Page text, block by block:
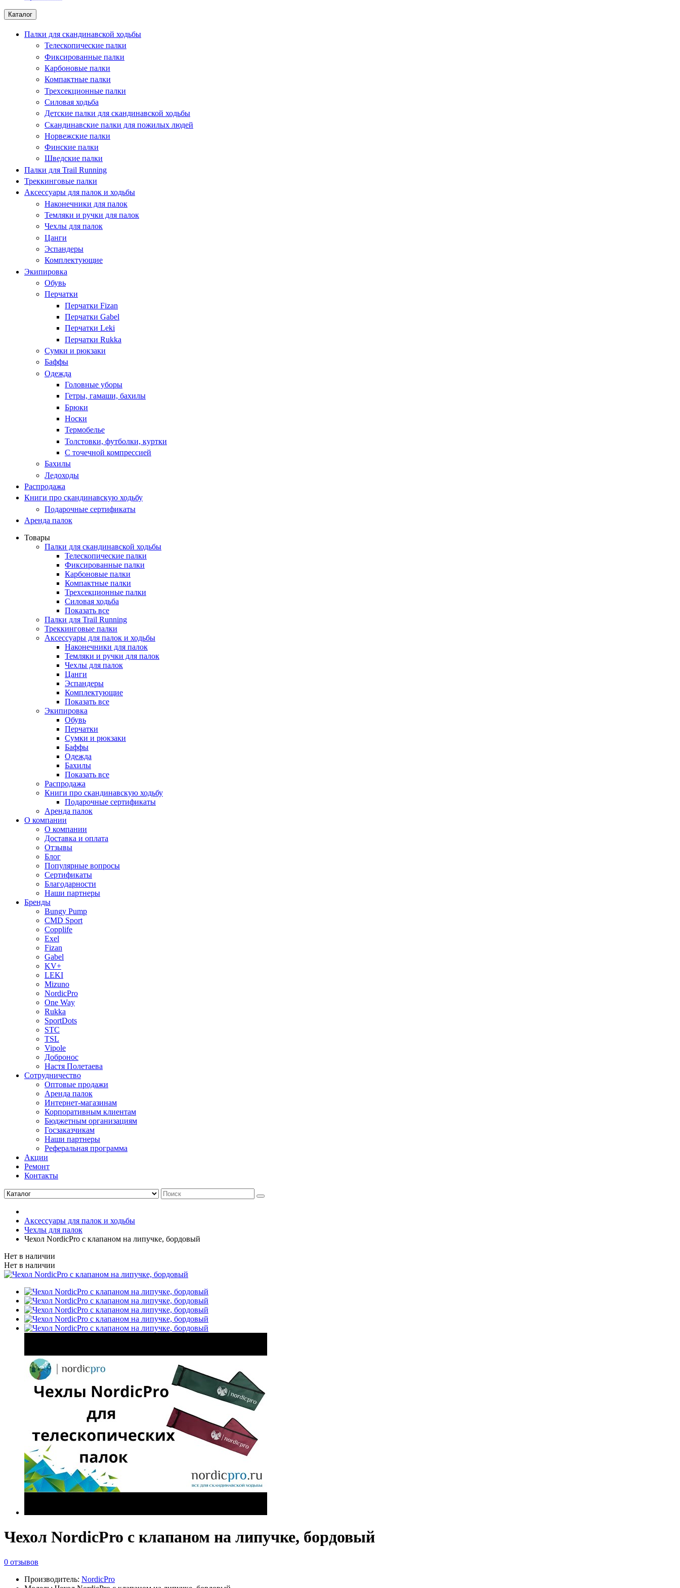
Каталог
Палки для скандинавской ходьбы
Телескопические палки
Фиксированные палки
Карбоновые палки
Компактные палки
Трехсекционные палки
Силовая ходьба
Детские палки для скандинавской ходьбы
Скандинавские палки для пожилых людей
Норвежские палки
Финские палки
Шведские палки
Палки для Trail Running
Треккинговые палки
Аксессуары для палок и ходьбы
Наконечники для палок
Темляки и ручки для палок
Чехлы для палок
Цанги
Эспандеры
Комплектующие
Экипировка
Обувь
Перчатки
Перчатки Fizan
Перчатки Gabel
Перчатки Leki
Перчатки Rukka
Сумки и рюкзаки
Баффы
Одежда
Головные уборы
Гетры, гамаши, бахилы
Брюки
Носки
Термобелье
Толстовки, футболки, куртки
С точечной компрессией
Бахилы
Ледоходы
Распродажа
Книги про скандинавскую ходьбу
Подарочные сертификаты
Аренда палок
Товары
Палки для скандинавской ходьбы
Телескопические палки
Фиксированные палки
Карбоновые палки
Компактные палки
Трехсекционные палки
Силовая ходьба
Показать все
Палки для Trail Running
Треккинговые палки
Аксессуары для палок и ходьбы
Наконечники для палок
Темляки и ручки для палок
Чехлы для палок
Цанги
Эспандеры
Комплектующие
Показать все
Экипировка
Обувь
Перчатки
Сумки и рюкзаки
Баффы
Одежда
Бахилы
Показать все
Распродажа
Книги про скандинавскую ходьбу
Подарочные сертификаты
Аренда палок
О компании
О компании
Доставка и оплата
Отзывы
Блог
Популярные вопросы
Сертификаты
Благодарности
Наши партнеры
Бренды
Bungy Pump
CMD Sport
Copplife
Exel
Fizan
Gabel
KV+
LEKI
Mizuno
NordicPro
One Way
Rukka
SportDots
STC
TSL
Vipole
Добронос
Настя Полетаева
Сотрудничество
Оптовые продажи
Аренда палок
Интернет-магазинам
Корпоративным клиентам
Бюджетным организациям
Госзаказчикам
Наши партнеры
Реферальная программа
Акции
Ремонт
Контакты
Аксессуары для палок и ходьбы
Чехлы для палок
Чехол NordicPro с клапаном на липучке, бордовый
Нет в наличии
Нет в наличии
Чехол NordicPro с клапаном на липучке, бордовый
0 отзывов
Производитель: NordicPro